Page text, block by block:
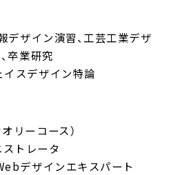
デザイン演習、工芸工業デザ
卒業研究
イスデザイン特論
リーコース）
トレータ
デザインエキスパート